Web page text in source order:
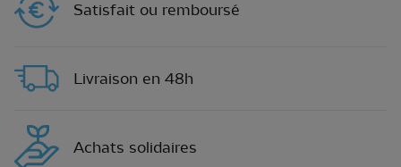
Satisfait ou remboursé
Livraison en 48h
Achats solidaires